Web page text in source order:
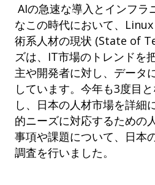
AIの急速な導入とインフラ
なこの時代において、
術系人材の現状 (State of
ズは、IT市場のトレンドを
主や開発者に対し、データ
しています。今年も3度目
し、日本の人材市場を詳細
的ニーズに対応するための
事項や課題について、日本
調査を行いました。